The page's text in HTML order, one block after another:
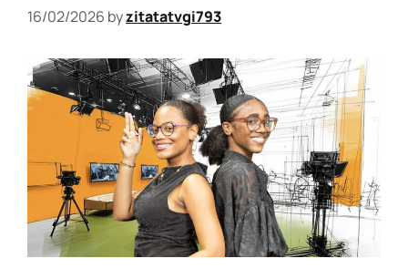
16/02/2026 byzitatatvgi793